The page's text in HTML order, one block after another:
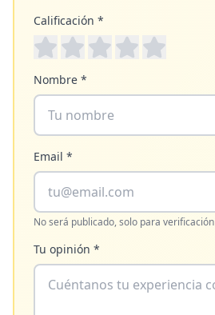
Calificación *
Nombre *
Email *
No será publicado, solo para verificación
Tu opinión *